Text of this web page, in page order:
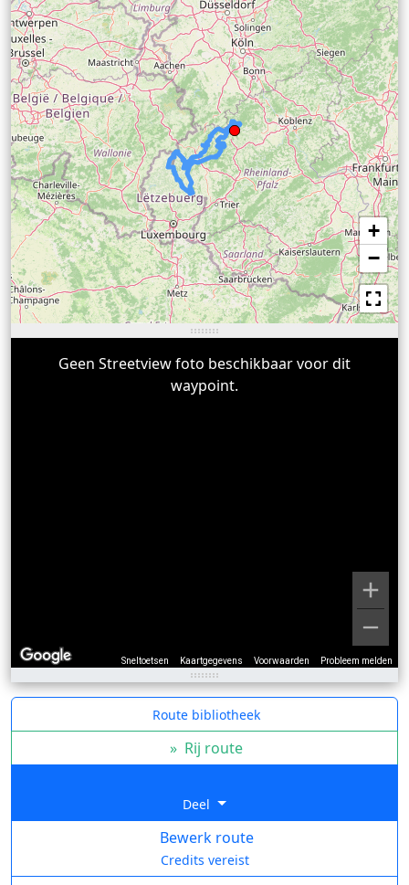
+
−
Sneltoetsen Kaartgegevens Voorwaarden Probleem melden
Geen Streetview foto beschikbaar voor dit
waypoint.
Route bibliotheek
» Rij route
Deel
Bewerk route
Credits vereist